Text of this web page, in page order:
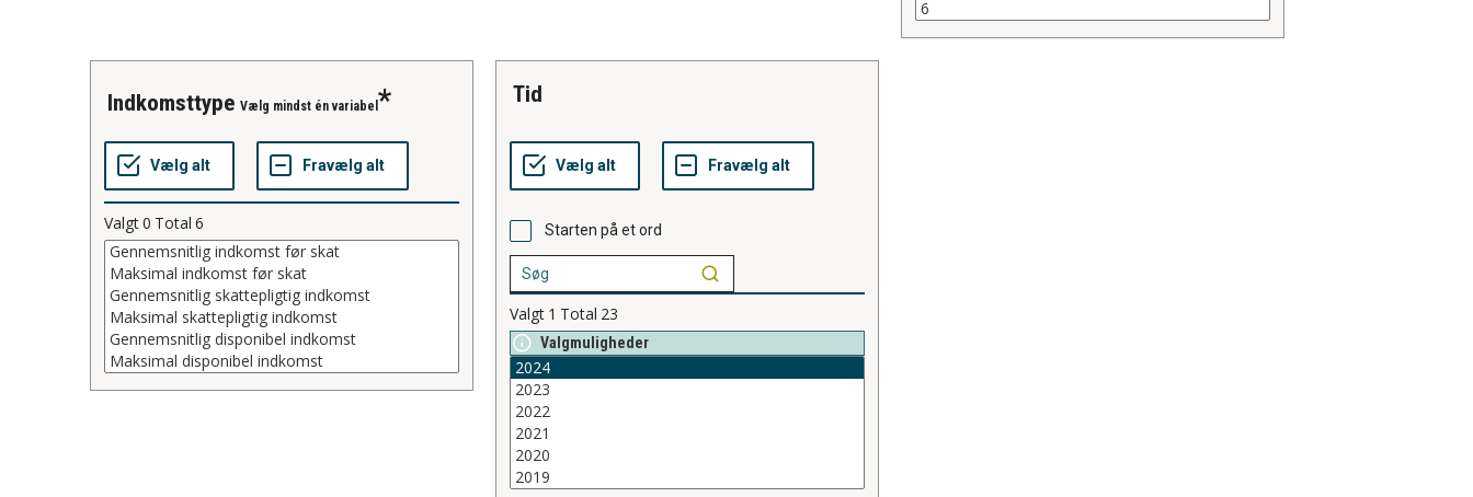
indkomsttype Vælg mindst én variabel
Valgt0 Total 6
tid
Starten på et ord
Valgt 1 Total 23
Valgmuligheder